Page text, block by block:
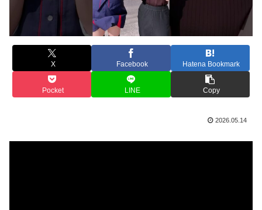
X Facebook Hatena Bookmark
Pocket LINE Copy
2026.05.14